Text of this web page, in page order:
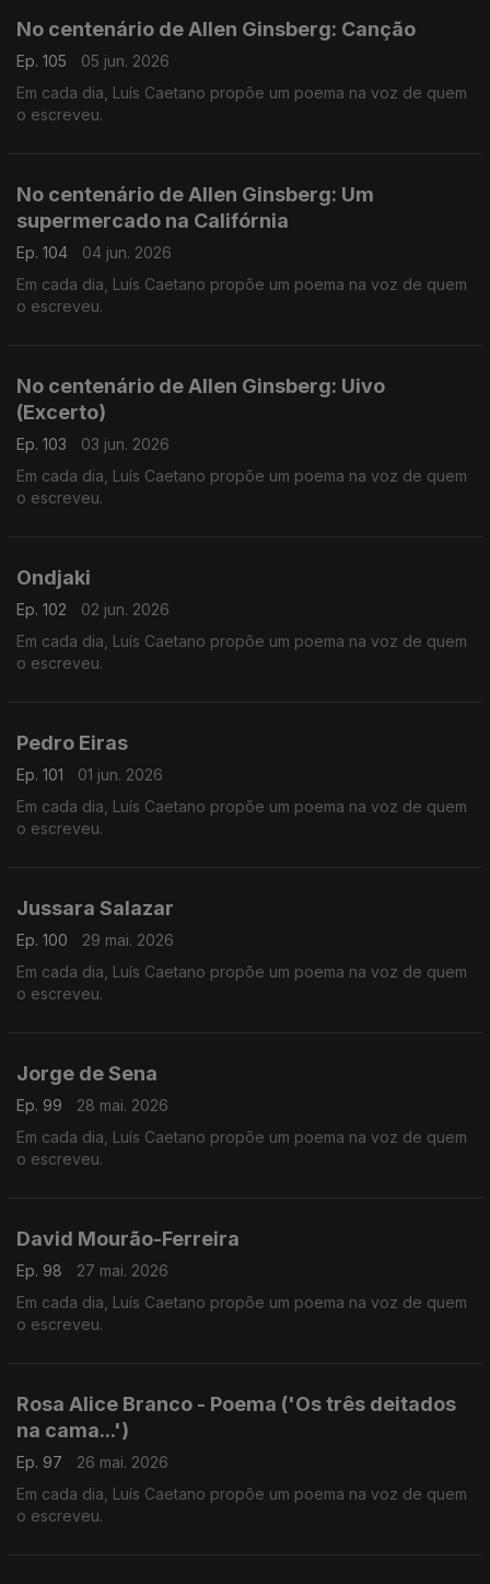
No centenário de Allen Ginsberg: Canção
Ep. 105
05 jun. 2026
Em cada dia, Luís Caetano propõe um poema na voz de quem
o escreveu.
No centenário de Allen Ginsberg: Um
supermercado na Califórnia
Ep. 104
04 jun. 2026
Em cada dia, Luís Caetano propõe um poema na voz de quem
o escreveu.
No centenário de Allen Ginsberg: Uivo
(Excerto)
Ep. 103
03 jun. 2026
Em cada dia, Luís Caetano propõe um poema na voz de quem
o escreveu.
Ondjaki
Ep. 102
02 jun. 2026
Em cada dia, Luís Caetano propõe um poema na voz de quem
o escreveu.
Pedro Eiras
Ep. 101
01 jun. 2026
Em cada dia, Luís Caetano propõe um poema na voz de quem
o escreveu.
Jussara Salazar
Ep. 100
29 mai. 2026
Em cada dia, Luís Caetano propõe um poema na voz de quem
o escreveu.
Jorge de Sena
Ep. 99
28 mai. 2026
Em cada dia, Luís Caetano propõe um poema na voz de quem
o escreveu.
David Mourão-Ferreira
Ep. 98
27 mai. 2026
Em cada dia, Luís Caetano propõe um poema na voz de quem
o escreveu.
Rosa Alice Branco - Poema ('Os três deitados
na cama...')
Ep. 97
26 mai. 2026
Em cada dia, Luís Caetano propõe um poema na voz de quem
o escreveu.